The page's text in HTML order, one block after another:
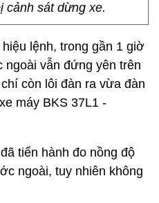
cảnh sát dừng xe.
lệnh, trong gần 1 giờ
vẫn đứng yên trên
còn lôi đàn ra vừa đàn
máy BKS 37L1 -
tiến hành đo nồng độ
ngoài, tuy nhiên không